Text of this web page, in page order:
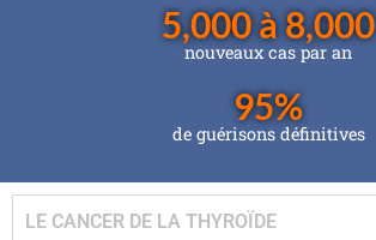
nouveaux cas par an
5,000 à 8,000
de guérisons définitives
95%
LE CANCER DE LA THYROÏDE